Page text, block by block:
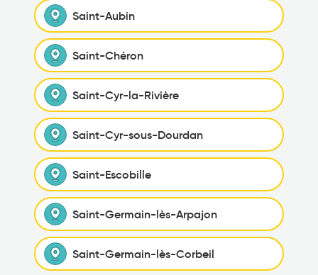
Saint-Aubin
Saint-Chéron
Saint-Cyr-la-Rivière
Saint-Cyr-sous-Dourdan
Saint-Escobille
Saint-Germain-lès-Arpajon
Saint-Germain-lès-Corbeil